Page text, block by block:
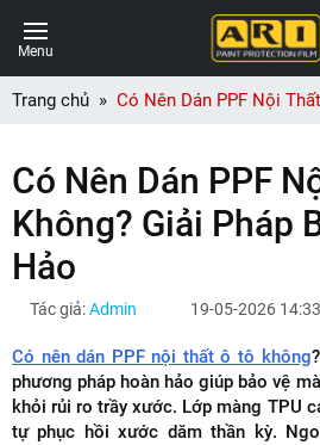
Menu
Trang chủ Có Nên Dán PPF Nội
Có Nên Dán PPF
Không? Giải Pháp
Hảo
Tác giả:Admin 19-05-2026 14:33
Có nên dán PPF nội thất ô tô không
phương pháp hoàn hảo giúp bảo vệ
khỏi rủi ro trầy xước. Lớp màng TPU
tự phục hồi xước dăm thần kỳ.